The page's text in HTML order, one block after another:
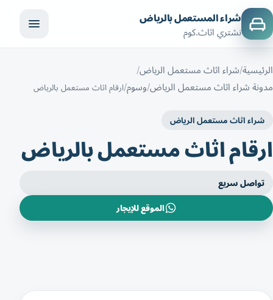
شراء المستعمل بالرياض
نشتري اثاث.كوم
الرئيسية شراء اثاث مستعمل الرياض
مدونة شراء اثاث مستعمل الرياض وسوم ارقام اثاث مستعمل بالرياض
شراء اثاث مستعمل الرياض
ارقام اثاث مستعمل بالرياض
تواصل سريع
الموقع للإيجار